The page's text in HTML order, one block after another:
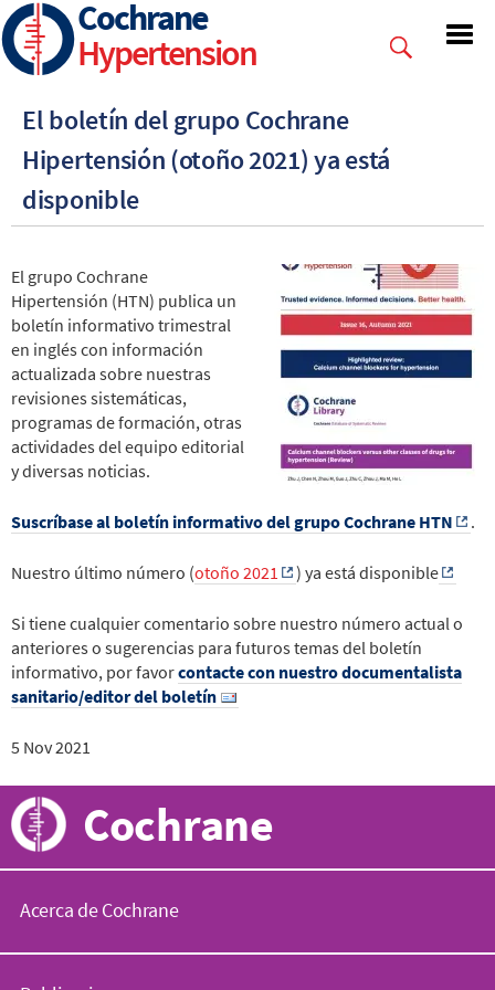
Skip
to
main
Cochrane
Hypertension
El boletín del grupo Cochrane
Hipertensión (otoño 2021) ya está
disponible
El grupo Cochrane
Hipertensión (HTN) publica un
boletín informativo trimestral
en inglés con información
actualizada sobre nuestras
revisiones sistemáticas,
programas de formación, otras
actividades del equipo editorial
y diversas noticias.
Suscríbase al boletín informativo del grupo Cochrane HTN .
Nuestro último número (otoño 2021 ) ya está disponible
Si tiene cualquier comentario sobre nuestro número actual o
anteriores o sugerencias para futuros temas del boletín
informativo, por favorcontacte con nuestro documentalista
sanitario/editor del boletín
5 Nov 2021
Cochrane
Acerca de Cochrane